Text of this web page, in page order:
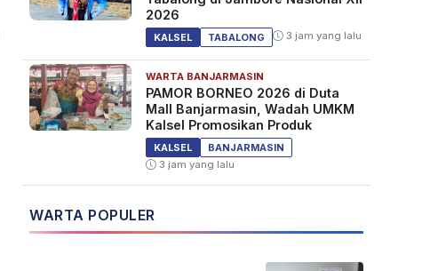
2026
KALSEL TABALONG 3 jam yang lalu
WARTA BANJARMASIN
PAMOR BORNEO 2026 di Duta
Mall Banjarmasin, Wadah UMKM
Kalsel Promosikan Produk
KALSEL
BANJARMASIN
3 jam yang lalu
WARTA POPULER